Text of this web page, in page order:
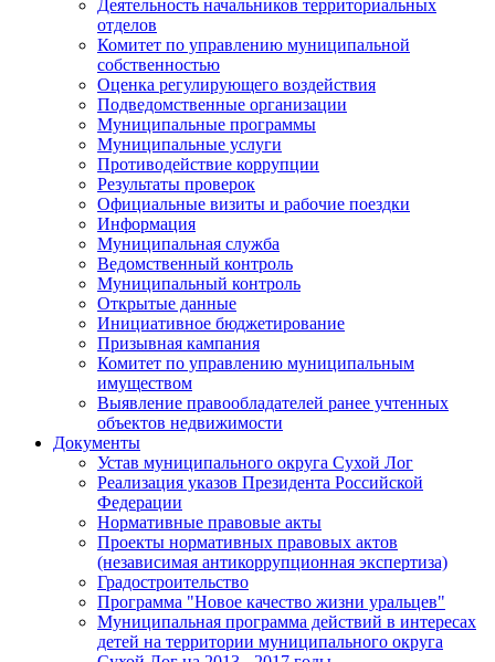
Деятельность начальников территориальных
отделов
Комитет по управлению муниципальной
собственностью
Оценка регулирующего воздействия
Подведомственные организации
Муниципальные программы
Муниципальные услуги
Противодействие коррупции
Результаты проверок
Официальные визиты и рабочие поездки
Информация
Муниципальная служба
Ведомственный контроль
Муниципальный контроль
Открытые данные
Инициативное бюджетирование
Призывная кампания
Комитет по управлению муниципальным
имуществом
Выявление правообладателей ранее учтенных
объектов недвижимости
Документы
Устав муниципального округа Сухой Лог
Реализация указов Президента Российской
Федерации
Нормативные правовые акты
Проекты нормативных правовых актов
(независимая антикоррупционная экспертиза)
Градостроительство
Программа "Новое качество жизни уральцев"
Муниципальная программа действий в интересах
детей на территории муниципального округа